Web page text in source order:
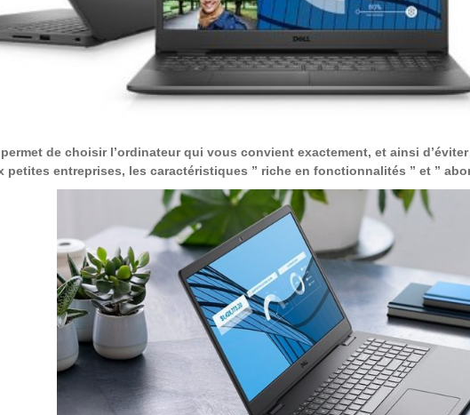
de choisir l’ordinateur qui vous convient exactement, et ainsi
petites entreprises, les caractéristiques ” riche en fonctionnalités ” et ”